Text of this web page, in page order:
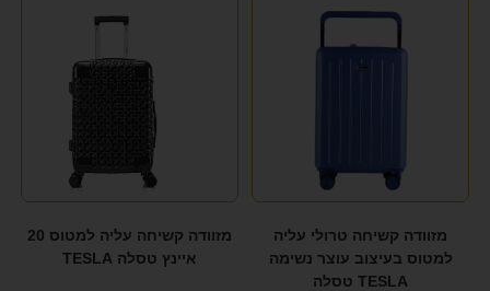
מזוודה קשיחה טרולי עליה
למטוס בעיצוב עוצר נשימה
TESLA טסלה
מזוודה קשיחה עליה למטוס 20
איינץ טסלה TESLA